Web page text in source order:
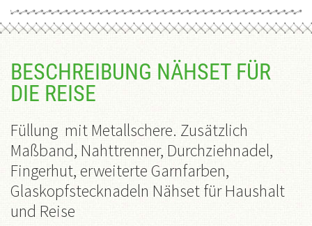
BESCHREIBUNG NÄHSET FÜR
DIE REISE
Füllung mit Metallschere. Zusätzlich
Maßband, Nahttrenner, Durchziehnadel,
Fingerhut, erweiterte Garnfarben,
Glaskopfstecknadeln Nähset für Haushalt
und Reise